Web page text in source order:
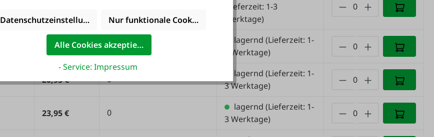
(Lieferzeit: 1-3
Werktage)
20,95 € 0
lagernd (Lieferzeit: 1-
3 Werktage)
20,95 € 0
lagernd (Lieferzeit: 1-
3 Werktage)
23,95 € 0
lagernd (Lieferzeit: 1-
3 Werktage)
Datenschutzeinstellungen Nur funktionale Cookies akzeptieren
Alle Cookies akzeptieren
- Service: Impressum